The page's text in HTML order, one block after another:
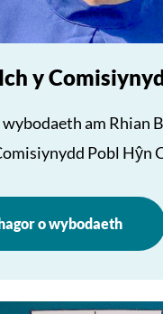
y
wybodaeth am Rhian
Pobl Hŷn
o wybodaeth